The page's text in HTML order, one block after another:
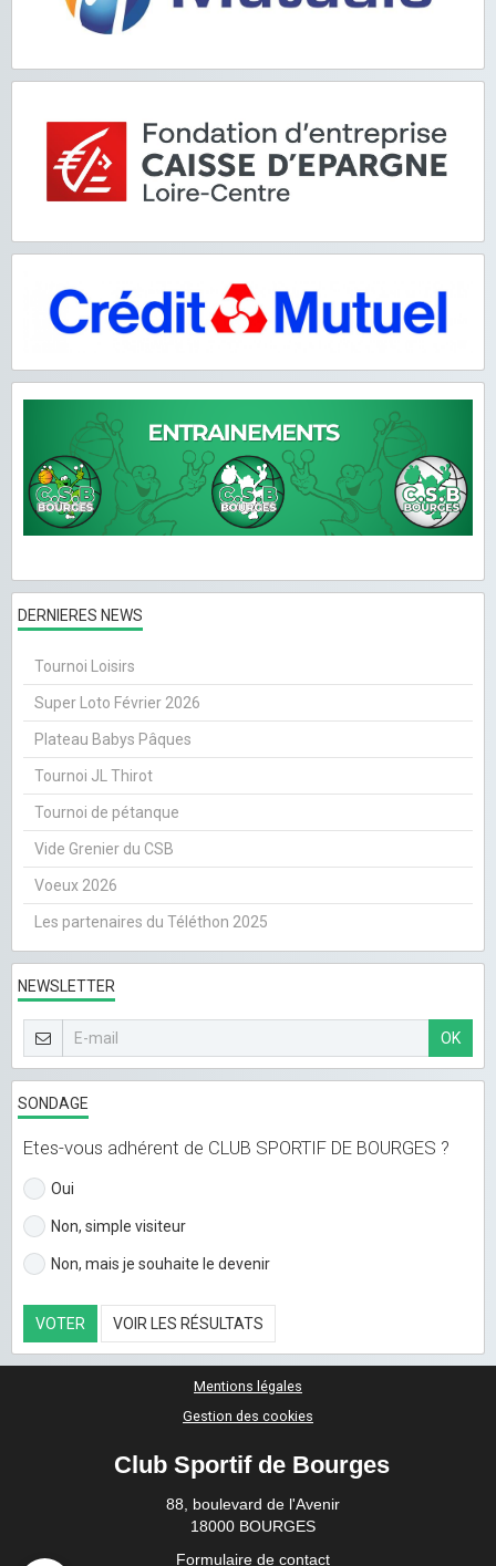
DERNIERES NEWS
Tournoi Loisirs
Super Loto Février 2026
Plateau Babys Pâques
Tournoi JL Thirot
Tournoi de pétanque
Vide Grenier du CSB
Voeux 2026
Les partenaires du Téléthon 2025
NEWSLETTER
OK
SONDAGE
Etes-vous adhérent de CLUB SPORTIF DE BOURGES ?
Oui
Non, simple visiteur
Non, mais je souhaite le devenir
VOTER VOIR LES RÉSULTATS
Mentions légales
Gestion des cookies
Club Sportif de Bourges
88, boulevard de l'Avenir
18000 BOURGES
Formulaire de contact